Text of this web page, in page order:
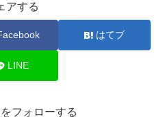
アする
はてブ
LINE
フォローする